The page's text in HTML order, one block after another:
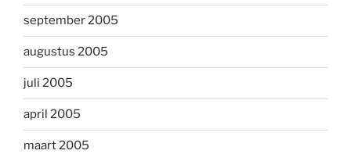
september 2005
augustus 2005
juli 2005
april 2005
maart 2005